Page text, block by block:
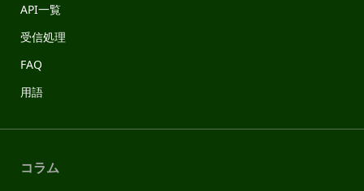
API一覧
受信処理
FAQ
用語
コラム